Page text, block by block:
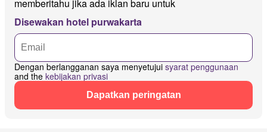
memberitahu jika ada iklan baru untuk
Disewakan hotel purwakarta
Dengan berlangganan saya menyetujui syarat penggunaan
and the kebijakan privasi
Dapatkan peringatan